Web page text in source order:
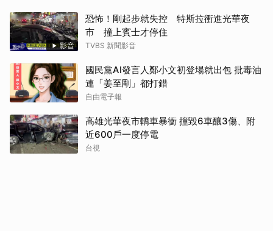
影音
恐怖！剛起步就失控 特斯拉衝進光華夜
市 撞上賓士才停住
TVBS 新聞影音
國民黨AI發言人鄭小文初登場就出包 批毒油
連「姜至剛」都打錯
自由電子報
高雄光華夜市轎車暴衝 撞毀6車釀3傷、附
近600戶一度停電
台視